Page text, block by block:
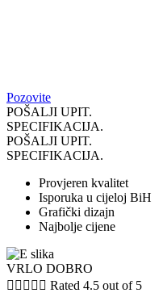
Pozovite
POŠALJI UPIT.
SPECIFIKACIJA.
POŠALJI UPIT.
SPECIFIKACIJA.
Provjeren kvalitet
Isporuka u cijeloj BiH
Grafički dizajn
Najbolje cijene
VRLO DOBRO
     Rated 4.5 out of 5